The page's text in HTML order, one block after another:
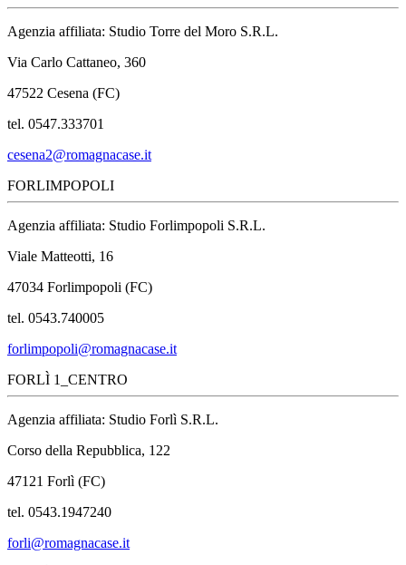
Agenzia affiliata: Studio Torre del Moro S.R.L.
Via Carlo Cattaneo, 360
47522 Cesena (FC)
tel. 0547.333701
cesena2@romagnacase.it
FORLIMPOPOLI
Agenzia affiliata: Studio Forlimpopoli S.R.L.
Viale Matteotti, 16
47034 Forlimpopoli (FC)
tel. 0543.740005
forlimpopoli@romagnacase.it
FORLÌ 1_CENTRO
Agenzia affiliata: Studio Forlì S.R.L.
Corso della Repubblica, 122
47121 Forlì (FC)
tel. 0543.1947240
forli@romagnacase.it